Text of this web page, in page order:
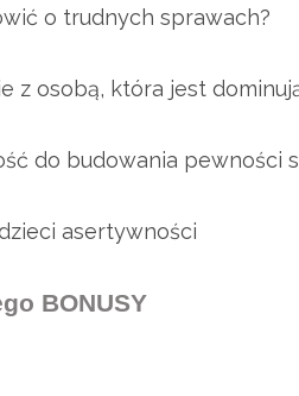
o trudnych sprawach?
z osobą, która jest
do budowania pewności
asertywności
BONUSY